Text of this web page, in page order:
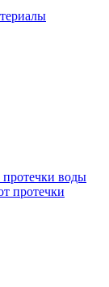
протечки воды
протечки